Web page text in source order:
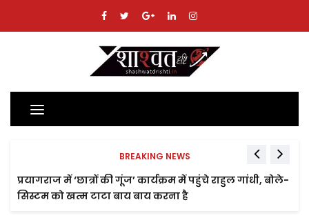
Toggle
navigation
BREAKING NEWS
प्रयागराज में ‘छात्रों की गूंज’ कार्यक्रम में पहुंचे राहुल गांधी, बोले-
सिस्टम को खत्म टाटा बाय बाय करना है